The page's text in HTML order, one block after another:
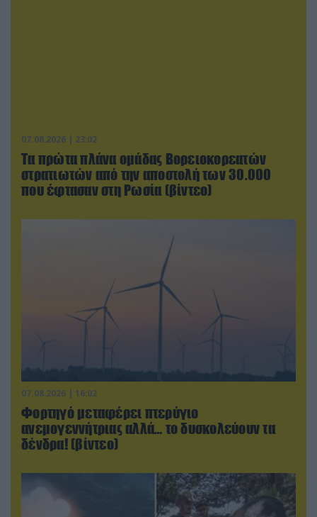
07.08.2026 | 23:02
Τα πρώτα πλάνα ομάδας Βορειοκορεατών
στρατιωτών από την αποστολή των 30.000
που έφτασαν στη Ρωσία (βίντεο)
07.08.2026 | 16:02
Φορτηγό μεταφέρει πτερύγιο
ανεμογεννήτριας αλλά… το δυσκολεύουν τα
δένδρα! (βίντεο)